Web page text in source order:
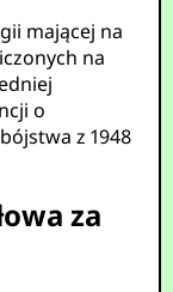
mającej na
na
o
z 1948
za